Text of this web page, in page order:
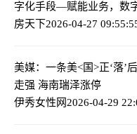
字化手段—赋能业务，数
房天下2026-04-27
美媒：一条美<国>正‘落’
走强 海南瑞泽涨停
伊秀女性网2026-04-29